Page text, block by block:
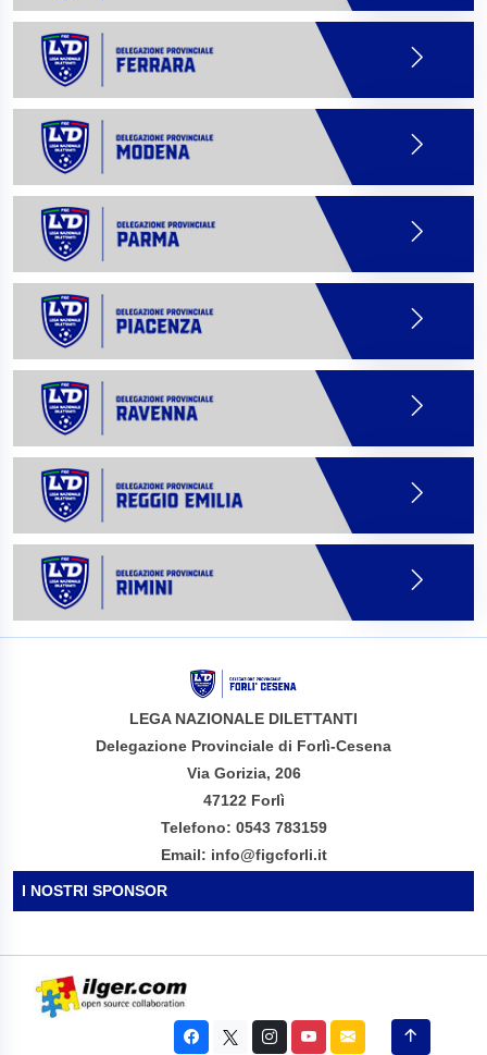
LEGA NAZIONALE DILETTANTI
Delegazione Provinciale di Forlì-Cesena
Via Gorizia, 206
47122 Forlì
Telefono: 0543 783159
Email: info@figcforli.it
I NOSTRI SPONSOR